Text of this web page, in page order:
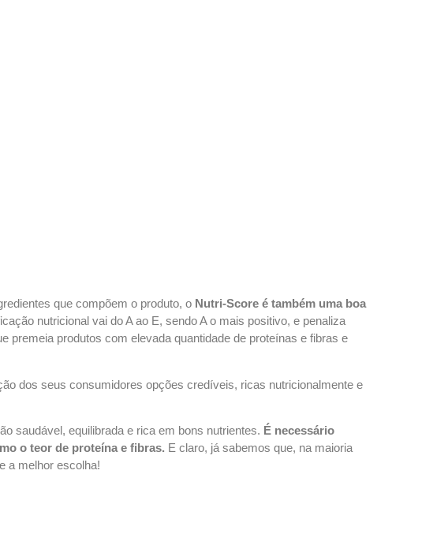
que compõem o produto, o Nutri-Score é também uma boa
nutricional vai do A ao E, sendo A o mais positivo, e penaliza
premeia produtos com elevada quantidade de proteínas e fibras e
dos seus consumidores opções credíveis, ricas nutricionalmente e
saudável, equilibrada e rica em bons nutrientes. É necessário
o teor de proteína e fibras. E claro, já sabemos que, na maioria
a melhor escolha!